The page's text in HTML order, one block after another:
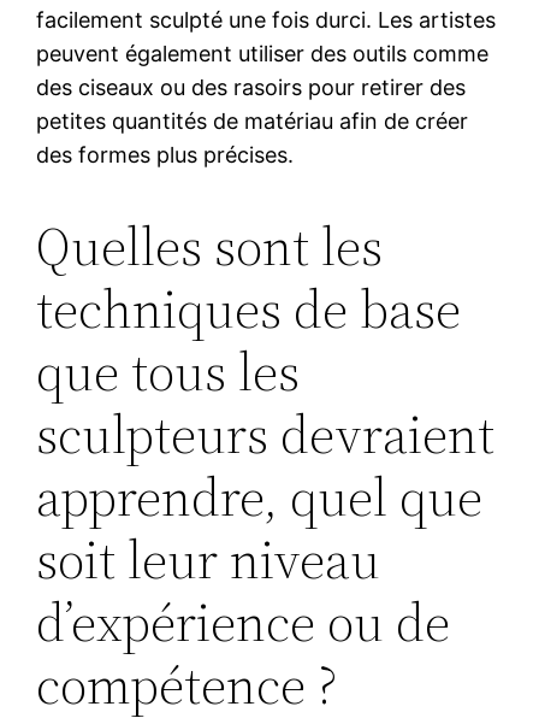
facilement sculpté une fois durci. Les artistes
peuvent également utiliser des outils comme
des ciseaux ou des rasoirs pour retirer des
petites quantités de matériau afin de créer
des formes plus précises.
Quelles sont les
techniques de base
que tous les
sculpteurs devraient
apprendre, quel que
soit leur niveau
d’expérience ou de
compétence ?